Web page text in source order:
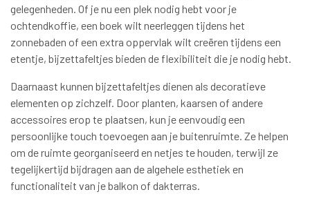
gelegenheden. Of je nu een plek nodig hebt voor je
ochtendkoffie, een boek wilt neerleggen tijdens het
zonnebaden of een extra oppervlak wilt creëren tijdens een
etentje, bijzettafeltjes bieden de flexibiliteit die je nodig hebt.
Daarnaast kunnen bijzettafeltjes dienen als decoratieve
elementen op zichzelf. Door planten, kaarsen of andere
accessoires erop te plaatsen, kun je eenvoudig een
persoonlijke touch toevoegen aan je buitenruimte. Ze helpen
om de ruimte georganiseerd en netjes te houden, terwijl ze
tegelijkertijd bijdragen aan de algehele esthetiek en
functionaliteit van je balkon of dakterras.